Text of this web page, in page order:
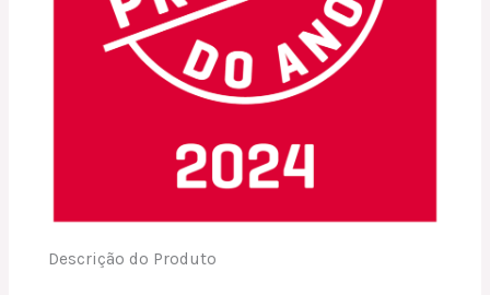
Descrição do Produto